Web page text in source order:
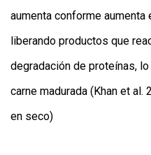
aumenta conforme
liberando productos que
degradación de proteínas,
carne madurada (Khan et
en seco)